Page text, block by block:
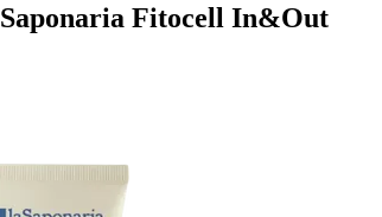
Fitocell In&Out